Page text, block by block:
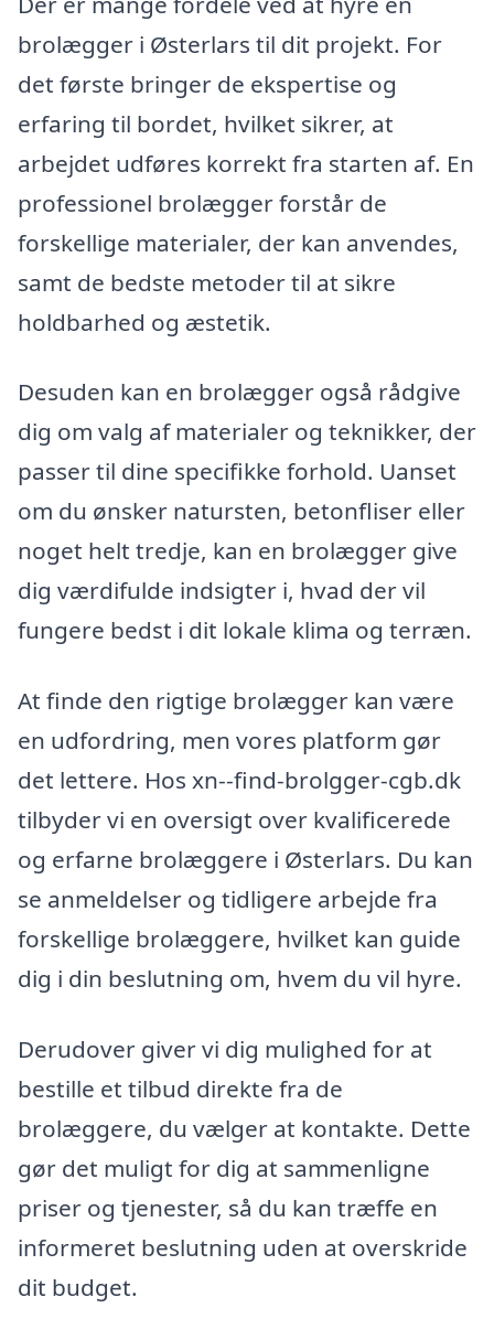
brolægger i Østerlars til dit projekt. For
det første bringer de ekspertise og
erfaring til bordet, hvilket sikrer, at
arbejdet udføres korrekt fra starten af. En
professionel brolægger forstår de
forskellige materialer, der kan anvendes,
samt de bedste metoder til at sikre
holdbarhed og æstetik.
Desuden kan en brolægger også rådgive
dig om valg af materialer og teknikker, der
passer til dine specifikke forhold. Uanset
om du ønsker natursten, betonfliser eller
noget helt tredje, kan en brolægger give
dig værdifulde indsigter i, hvad der vil
fungere bedst i dit lokale klima og terræn.
At finde den rigtige brolægger kan være
en udfordring, men vores platform gør
det lettere. Hos xn--find-brolgger-cgb.dk
tilbyder vi en oversigt over kvalificerede
og erfarne brolæggere i Østerlars. Du kan
se anmeldelser og tidligere arbejde fra
forskellige brolæggere, hvilket kan guide
dig i din beslutning om, hvem du vil hyre.
Derudover giver vi dig mulighed for at
bestille et tilbud direkte fra de
brolæggere, du vælger at kontakte. Dette
gør det muligt for dig at sammenligne
priser og tjenester, så du kan træffe en
informeret beslutning uden at overskride
dit budget.